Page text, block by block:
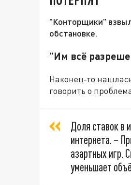
"Конторщики"
обстановке.
"Им всё
Наконец-то
говорить о
Доля ставок в
интернета. –
азартных игр.
уменьшает